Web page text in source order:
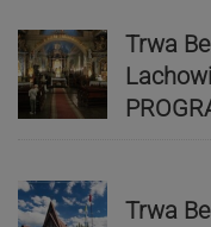
Trwa
Trwa